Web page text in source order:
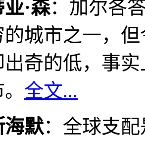
·森：加尔各
的城市之一，
出奇的低，事
全文...
海默：全球支